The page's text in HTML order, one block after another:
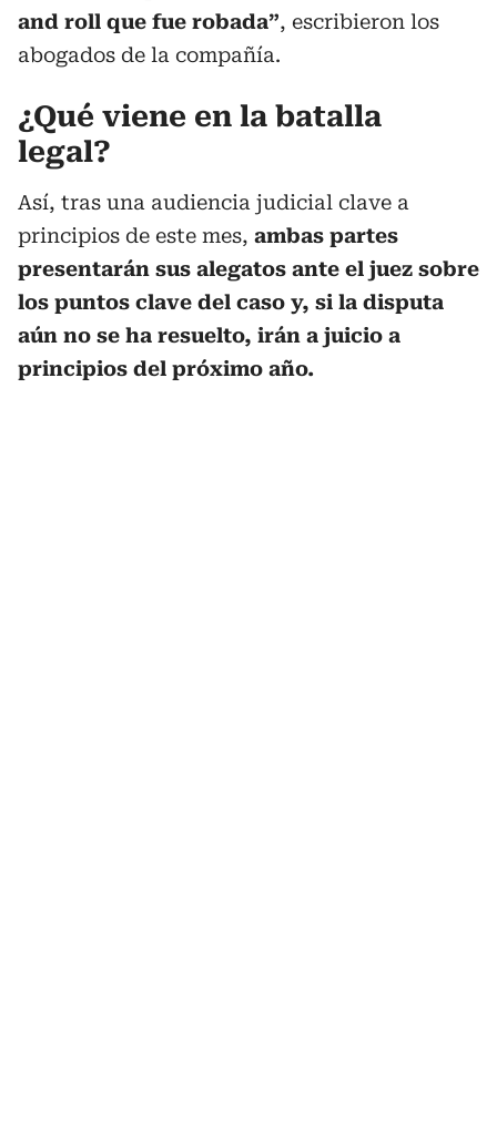
and roll que fue robada”, escribieron los
abogados de la compañía.
¿Qué viene en la batalla
legal?
Así, tras una audiencia judicial clave a
principios de este mes, ambas partes
presentarán sus alegatos ante el juez sobre
los puntos clave del caso y, si la disputa
aún no se ha resuelto, irán a juicio a
principios del próximo año.